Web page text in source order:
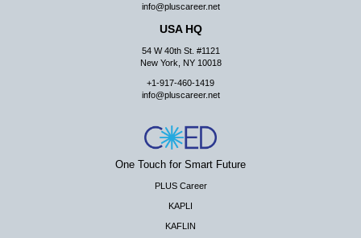
info@pluscareer.net
USA HQ
54 W 40th St. #1121
New York, NY 10018
+1-917-460-1419
info@pluscareer.net
One Touch for Smart Future
PLUS Career
KAPLI
KAFLIN